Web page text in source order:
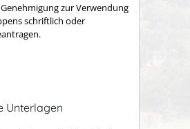
zur Verwendung
schriftlich oder
Unterlagen